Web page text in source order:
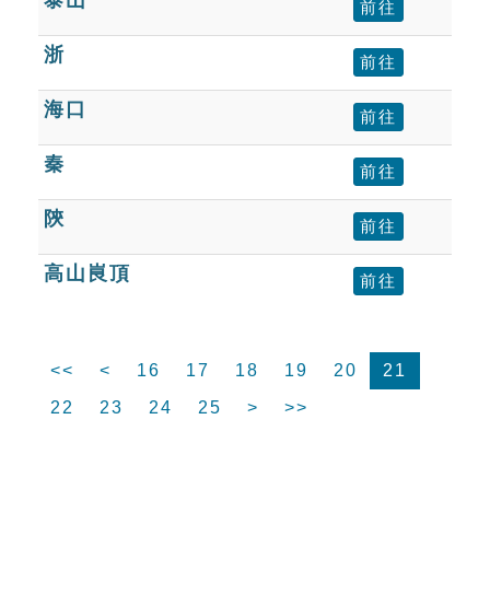
前往
浙 前往
海口 前往
秦 前往
陝 前往
高山峎頂 前往
<< < 16 17 18 19 20
21
22
23 24 25 > >>